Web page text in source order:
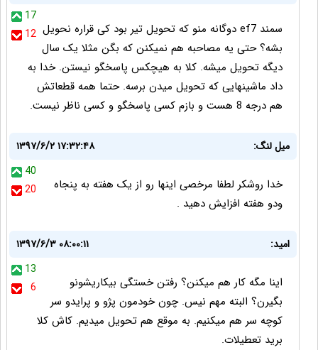
17
12 سمند ef7 دوگانه منو که تحویل تیر بود کی قراره نحویل
بشه؟ حتی یه مصاحبه هم نمیکنن که بگن مثلا یک سال
دیگه تحویل میشه. کلا به هیچکس پاسخگو نیستن. خدا به
داد ماشینهایی که تحویل میدن برسه. حتما همه قطعاتش
هم درجه 8 هست و بازم کسی پاسخگو و کسی ناظر نیست.
میل لنگ:
۱۳۹۷/۶/۲ ۱۷:۳۲:۴۸
40
20
خدا روشکر لطفا مرخصی اینها رو از یک هفته به پنجاه
ودو هفته افزایش دهید .
امید:
۱۳۹۷/۶/۳ ۰۸:۰۰:۱۱
13
6
اینا مگه کار هم میکنن؟ رفتن خستگی بیکاریشونو
بگیرن؟ البته مهم نیس. چون خودمون پژو و پرایدو سر
کوچه سر هم میکنیم. به موقع هم تحویل میدیم. کاش کلا
برید تعطیلات.